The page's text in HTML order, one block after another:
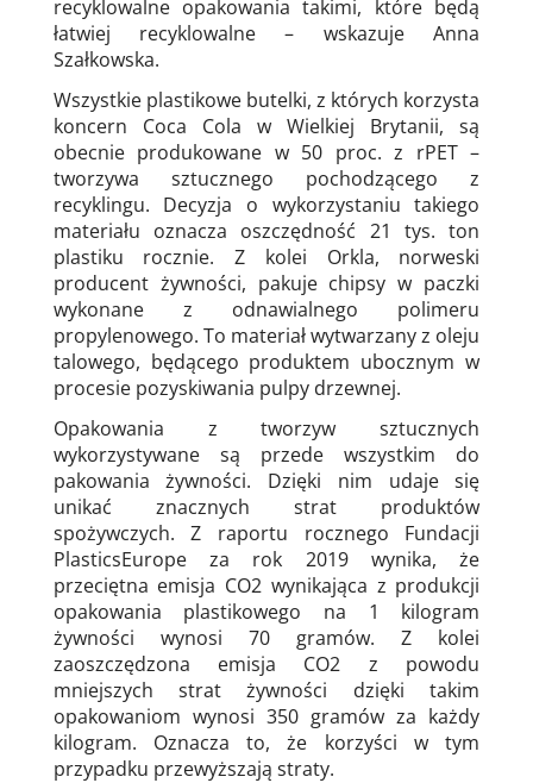
recyklowalne opakowania takimi, które będą
łatwiej recyklowalne – wskazuje Anna
Szałkowska.
Wszystkie plastikowe butelki, z których korzysta
koncern Coca Cola w Wielkiej Brytanii, są
obecnie produkowane w 50 proc. z rPET –
tworzywa sztucznego pochodzącego z
recyklingu. Decyzja o wykorzystaniu takiego
materiału oznacza oszczędność 21 tys. ton
plastiku rocznie. Z kolei Orkla, norweski
producent żywności, pakuje chipsy w paczki
wykonane z odnawialnego polimeru
propylenowego. To materiał wytwarzany z oleju
talowego, będącego produktem ubocznym w
procesie pozyskiwania pulpy drzewnej.
Opakowania z tworzyw sztucznych
wykorzystywane są przede wszystkim do
pakowania żywności. Dzięki nim udaje się
unikać znacznych strat produktów
spożywczych. Z raportu rocznego Fundacji
PlasticsEurope za rok 2019 wynika, że
przeciętna emisja CO2 wynikająca z produkcji
opakowania plastikowego na 1 kilogram
żywności wynosi 70 gramów. Z kolei
zaoszczędzona emisja CO2 z powodu
mniejszych strat żywności dzięki takim
opakowaniom wynosi 350 gramów za każdy
kilogram. Oznacza to, że korzyści w tym
przypadku przewyższają straty.